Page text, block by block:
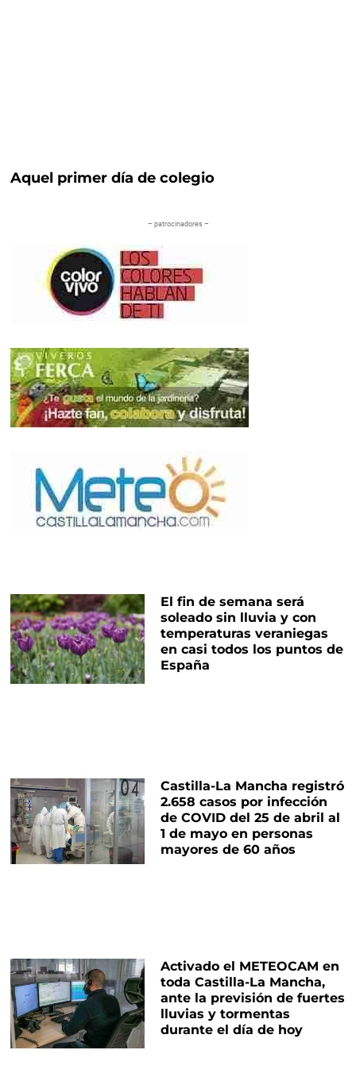
Aquel primer día de colegio
– patrocinadores –
El fin de semana será
soleado sin lluvia y con
temperaturas veraniegas
en casi todos los puntos de
España
Castilla-La Mancha registró
2.658 casos por infección
de COVID del 25 de abril al
1 de mayo en personas
mayores de 60 años
Activado el METEOCAM en
toda Castilla-La Mancha,
ante la previsión de fuertes
lluvias y tormentas
durante el día de hoy